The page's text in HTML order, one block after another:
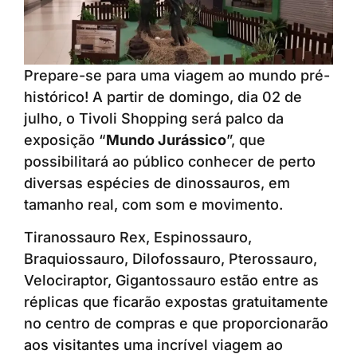
Prepare-se para uma viagem ao mundo pré-
histórico! A partir de domingo, dia 02 de
julho, o Tivoli Shopping será palco da
exposição “Mundo Jurássico”, que
possibilitará ao público conhecer de perto
diversas espécies de dinossauros, em
tamanho real, com som e movimento.
Tiranossauro Rex, Espinossauro,
Braquiossauro, Dilofossauro, Pterossauro,
Velociraptor, Gigantossauro estão entre as
réplicas que ficarão expostas gratuitamente
no centro de compras e que proporcionarão
aos visitantes uma incrível viagem ao